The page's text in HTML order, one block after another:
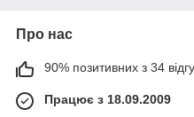
Про нас
90% позитивних з 34
Працює з 18.09.2009